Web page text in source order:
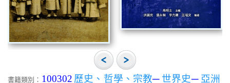
書籍類別： 100302 歷史、哲學、宗教─ 世界史─ 亞洲